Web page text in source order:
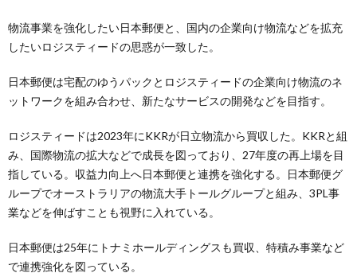
物流事業を強化したい日本郵便と、国内の企業向け物流などを拡充
したいロジスティードの思惑が一致した。
日本郵便は宅配のゆうパックとロジスティードの企業向け物流のネ
ットワークを組み合わせ、新たなサービスの開発などを目指す。
ロジスティードは2023年にKKRが日立物流から買収した。KKRと組
み、国際物流の拡大などで成長を図っており、27年度の再上場を目
指している。収益力向上へ日本郵便と連携を強化する。日本郵便グ
ループでオーストラリアの物流大手トールグループと組み、3PL事
業などを伸ばすことも視野に入れている。
日本郵便は25年にトナミホールディングスも買収、特積み事業など
で連携強化を図っている。